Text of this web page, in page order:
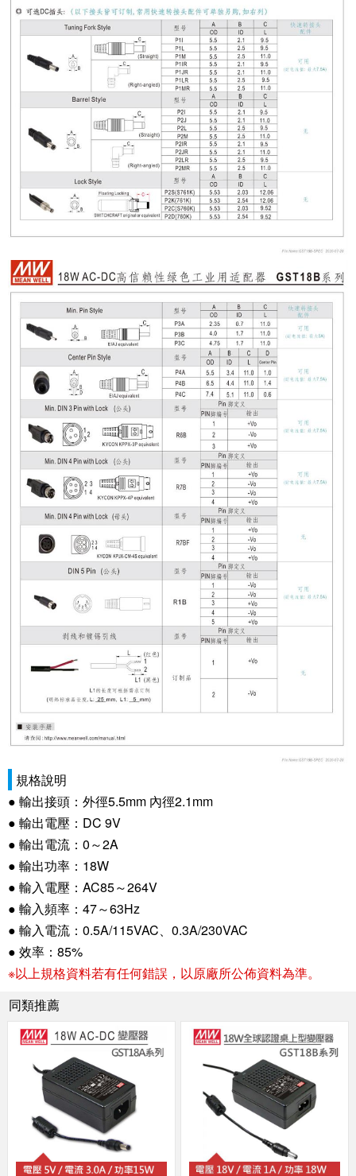
規格說明
● 輸出接頭：外徑5.5mm 內徑2.1mm
● 輸出電壓：DC 9V
● 輸出電流：0～2A
● 輸出功率：18W
● 輸入電壓：AC85～264V
● 輸入頻率：47～63Hz
● 輸入電流：0.5A/115VAC、0.3A/230VAC
● 效率：85%
※以上規格資料若有任何錯誤，以原廠所公佈資料為準。
同類推薦